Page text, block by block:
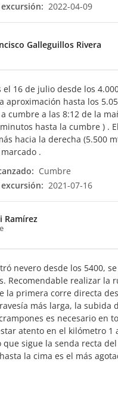
excursión: 2022-04-09
Galleguillos Rivera
el 16 de julio desde los
aproximación hasta los
cumbre a las 8:12 de la
hasta la cumbre ) .
hacia la derecha (5.500
.
Cumbre
excursión: 2021-07-16
Ramírez
nevero desde los 5400,
Recomendable realizar la
primera corre directa
más larga, la subida
es necesario en
atento en el kilómetro
sigue la senda recta
la cima es el más